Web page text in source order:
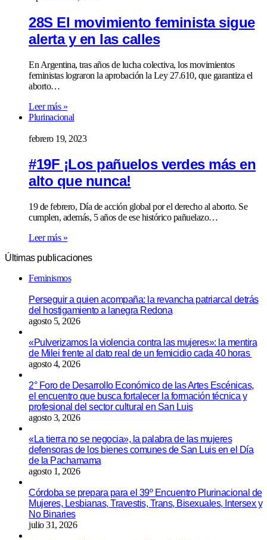
28S El movimiento feminista sigue
alerta y en las calles
En Argentina, tras años de lucha colectiva, los movimientos
feministas lograron la aprobación la Ley 27.610, que garantiza el
aborto…
Leer más »
Plurinacional
febrero 19, 2023
#19F ¡Los pañuelos verdes más en
alto que nunca!
19 de febrero, Día de acción global por el derecho al aborto. Se
cumplen, además, 5 años de ese histórico pañuelazo…
Leer más »
Últimas publicaciones
Feminismos
Perseguir a quien acompaña: la revancha patriarcal detrás
del hostigamiento a lanegra Redona
agosto 5, 2026
«Pulverizamos la violencia contra las mujeres»: la mentira
de Milei frente al dato real de un femicidio cada 40 horas
agosto 4, 2026
2° Foro de Desarrollo Económico de las Artes Escénicas,
el encuentro que busca fortalecer la formación técnica y
profesional del sector cultural en San Luis
agosto 3, 2026
«La tierra no se negocia», la palabra de las mujeres
defensoras de los bienes comunes de San Luis en el Día
de la Pachamama
agosto 1, 2026
Córdoba se prepara para el 39º Encuentro Plurinacional de
Mujeres, Lesbianas, Travestis, Trans, Bisexuales, Intersex y
No Binaries
julio 31, 2026